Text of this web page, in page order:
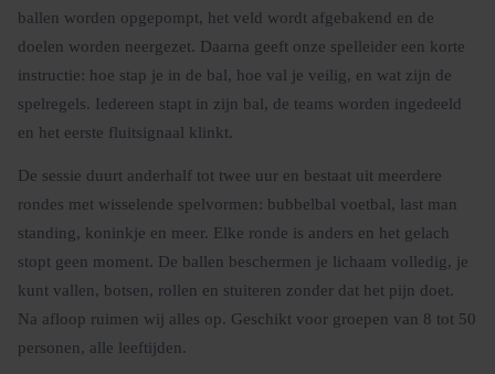
ballen worden opgepompt, het veld wordt afgebakend en de
doelen worden neergezet. Daarna geeft onze spelleider een korte
instructie: hoe stap je in de bal, hoe val je veilig, en wat zijn de
spelregels. Iedereen stapt in zijn bal, de teams worden ingedeeld
en het eerste fluitsignaal klinkt.
De sessie duurt anderhalf tot twee uur en bestaat uit meerdere
rondes met wisselende spelvormen: bubbelbal voetbal, last man
standing, koninkje en meer. Elke ronde is anders en het gelach
stopt geen moment. De ballen beschermen je lichaam volledig, je
kunt vallen, botsen, rollen en stuiteren zonder dat het pijn doet.
Na afloop ruimen wij alles op. Geschikt voor groepen van 8 tot 50
personen, alle leeftijden.